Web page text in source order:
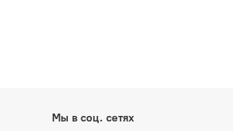
Мы в соц. сетях